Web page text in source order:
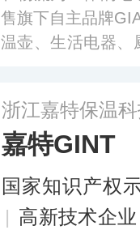
售旗下自主品牌
温壶、生活电器、
浙江嘉特保温
嘉特GINT
国家知识产权
| 高新技术企业